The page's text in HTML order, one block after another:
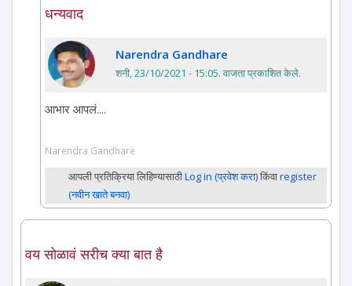
धन्यवाद
Narendra Gandhare
शनी, 23/10/2021 - 15:05. वाजता प्रकाशित केले.
आभार आपलं....
Narendra Gandhare
आपली प्रतिक्रिया लिहिण्यासाठीLog in (प्रवेश करा)किंवाregister
(नवीन खाते बनवा)
वय सोळावं सरीच क्या बात है